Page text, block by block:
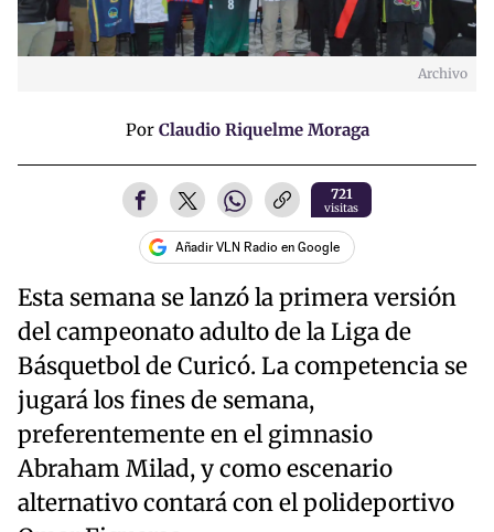
Archivo
Por Claudio Riquelme Moraga
721
visitas
Añadir VLN Radio en Google
Esta semana se lanzó la primera versión
del campeonato adulto de la Liga de
Básquetbol de Curicó. La competencia se
jugará los fines de semana,
preferentemente en el gimnasio
Abraham Milad, y como escenario
alternativo contará con el polideportivo